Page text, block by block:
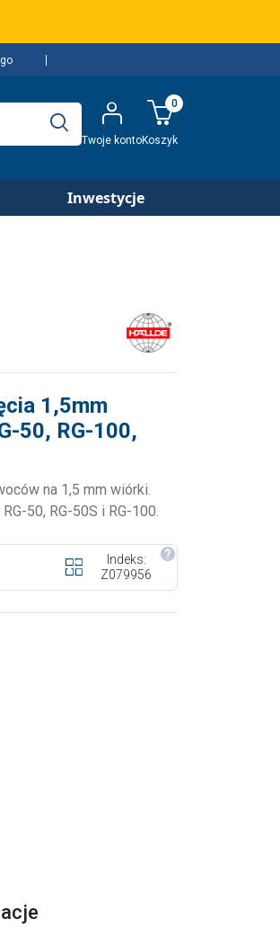
Twoje kontoKoszyk
0
Inwestycje
1,5mm
50, RG-100,
na 1,5 mm wiórki.
50, RG-50S i RG-100.
Indeks:
Z079956